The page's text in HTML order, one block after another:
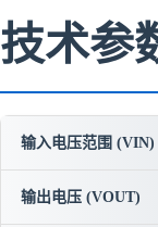
技术参
输入电压范围 (VIN)
输出电压 (VOUT)